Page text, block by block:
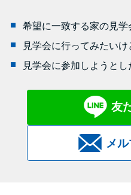
希望に一致する家の見
見学会に行ってみたい
見学会に参加しようと
友
メ